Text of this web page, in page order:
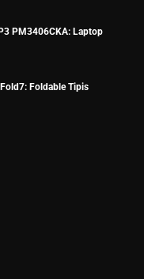
PM3406CKA: Laptop
Foldable Tipis